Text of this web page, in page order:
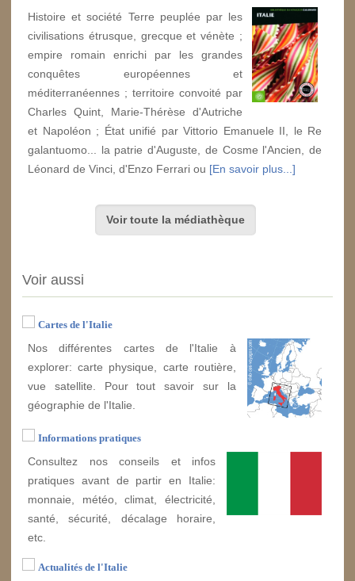
Histoire et société Terre peuplée par les
civilisations étrusque, grecque et vénète ;
empire romain enrichi par les grandes
conquêtes européennes et
méditerranéennes ; territoire convoité par
Charles Quint, Marie-Thérèse d'Autriche
et Napoléon ; État unifié par Vittorio Emanuele II, le Re
galantuomo... la patrie d'Auguste, de Cosme l'Ancien, de
Léonard de Vinci, d'Enzo Ferrari ou [En savoir plus...]
Voir toute la médiathèque
Voir aussi
Cartes de l'Italie
Nos différentes cartes de l'Italie à
explorer: carte physique, carte routière,
vue satellite. Pour tout savoir sur la
géographie de l'Italie.
Informations pratiques
Consultez nos conseils et infos
pratiques avant de partir en Italie:
monnaie, météo, climat, électricité,
santé, sécurité, décalage horaire,
etc.
Actualités de l'Italie